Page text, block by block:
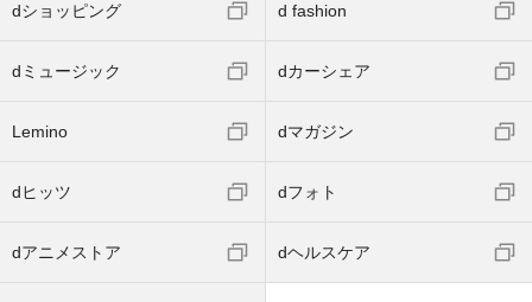
dショッピング d fashion
dミュージック dカーシェア
Lemino dマガジン
dヒッツ dフォト
dアニメストア dヘルスケア